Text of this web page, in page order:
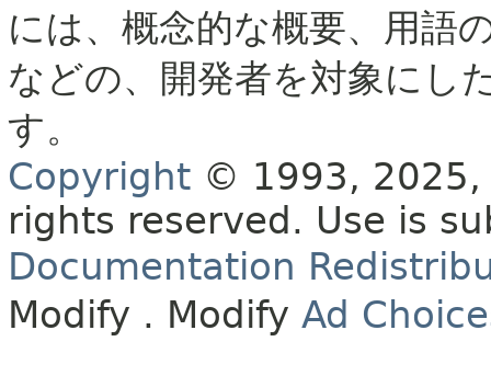
には、概念的な概要、用語
などの、開発者を対象にし
す。
Copyright © 1993,
rights reserved. Use is
Documentation
Modify . Modify Ad